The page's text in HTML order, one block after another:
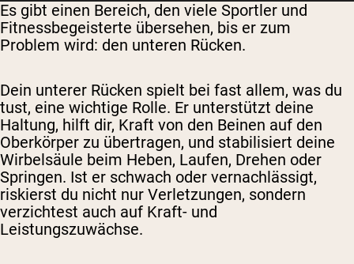
Es gibt einen Bereich, den viele Sportler und
Fitnessbegeisterte übersehen, bis er zum
Problem wird: den unteren Rücken.
Dein unterer Rücken spielt bei fast allem, was du
tust, eine wichtige Rolle. Er unterstützt deine
Haltung, hilft dir, Kraft von den Beinen auf den
Oberkörper zu übertragen, und stabilisiert deine
Wirbelsäule beim Heben, Laufen, Drehen oder
Springen. Ist er schwach oder vernachlässigt,
riskierst du nicht nur Verletzungen, sondern
verzichtest auch auf Kraft- und
Leistungszuwächse.